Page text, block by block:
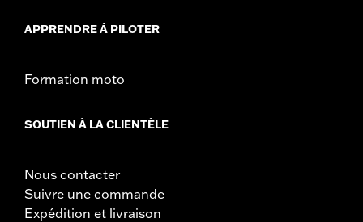
APPRENDRE À PILOTER
Formation moto
SOUTIEN À LA CLIENTÈLE
Nous contacter
Suivre une commande
Expédition et livraison